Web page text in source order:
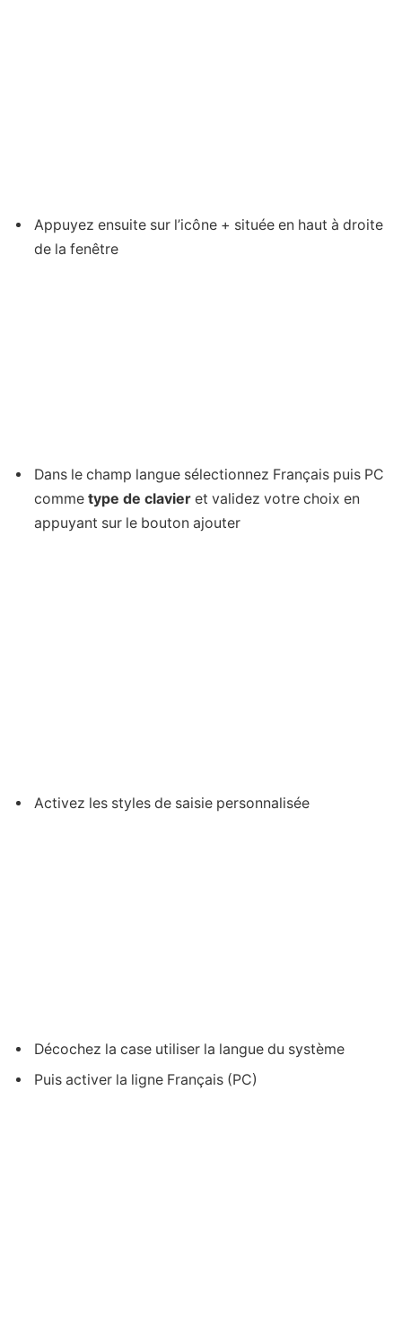
Appuyez ensuite sur l’icône + située en haut à droite
de la fenêtre
Dans le champ langue sélectionnez Français puis PC
comme type de clavier et validez votre choix en
appuyant sur le bouton ajouter
Activez les styles de saisie personnalisée
Décochez la case utiliser la langue du système
Puis activer la ligne Français (PC)